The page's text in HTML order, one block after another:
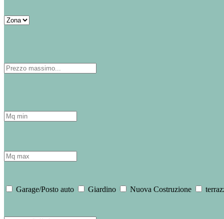
Garage/Posto auto Giardino Nuova Costruzione